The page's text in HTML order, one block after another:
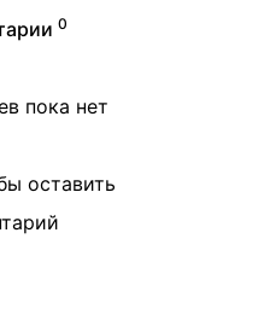
0
пока нет
оставить